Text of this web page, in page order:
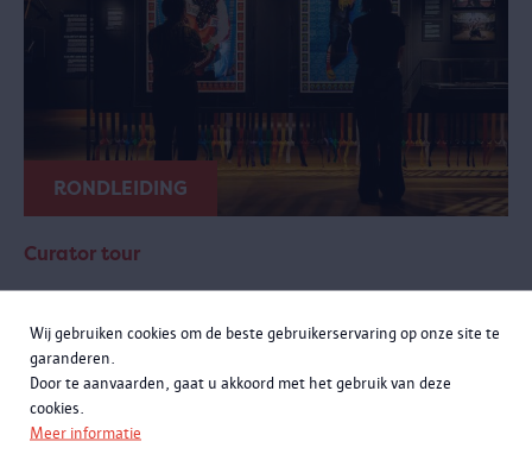
Wij gebruiken cookies om de beste gebruikerservaring op onze site te
garanderen.
Door te aanvaarden, gaat u akkoord met het gebruik van deze
cookies.
Meer informatie
RONDLEIDING
Curator tour
Meer momenten
Een exclusieve rondleiding met curatoren Rachid Atia en Roselyne
Francken. Je leert niet alleen de opmerkelijke verhalen achter de
objecten kennen, maar komt ook meer te weten over de bijzondere